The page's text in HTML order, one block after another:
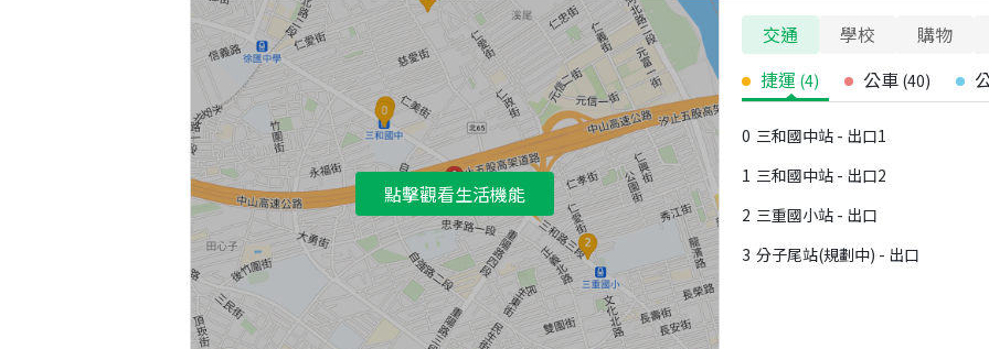
點擊觀看生活機能
交通 學校
購物
捷運 (4) 公車 (40)
0 三和國中站 - 出口1
1 三和國中站 - 出口2
2 三重國小站 - 出口
3 分子尾站(規劃中) - 出口